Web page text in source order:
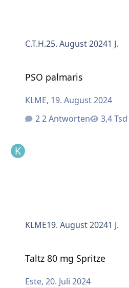
C.T.H.25. August 20241 J.
PSO palmaris
KLME, 19. August 2024
2 Antworten
KLME19. August 20241 J.
Taltz 80 mg Spritze
Este, 20. Juli 2024